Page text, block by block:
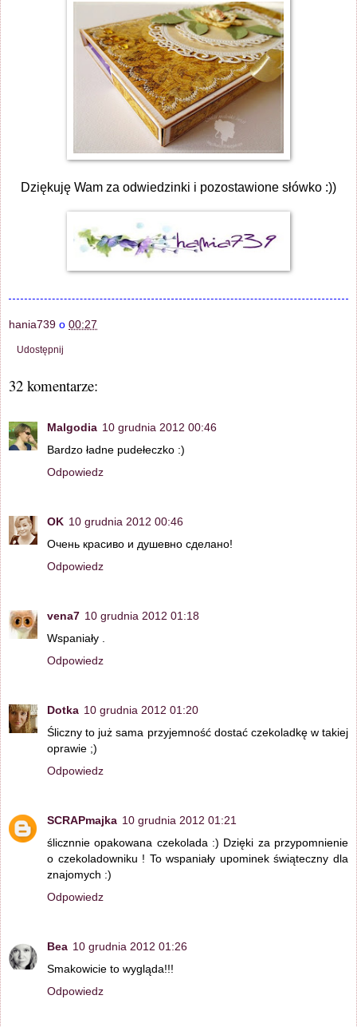
Dziękuję Wam za odwiedzinki i pozostawione słówko :))
hania739 o 00:27
Udostępnij
32 komentarze:
Malgodia 10 grudnia 2012 00:46
Bardzo ładne pudełeczko :)
Odpowiedz
OK 10 grudnia 2012 00:46
Очень красиво и душевно сделано!
Odpowiedz
vena7 10 grudnia 2012 01:18
Wspaniały .
Odpowiedz
Dotka 10 grudnia 2012 01:20
Śliczny to już sama przyjemność dostać czekoladkę w takiej
oprawie ;)
Odpowiedz
SCRAPmajka 10 grudnia 2012 01:21
ślicznnie opakowana czekolada :) Dzięki za przypomnienie
o czekoladowniku ! To wspaniały upominek świąteczny dla
znajomych :)
Odpowiedz
Bea 10 grudnia 2012 01:26
Smakowicie to wygląda!!!
Odpowiedz